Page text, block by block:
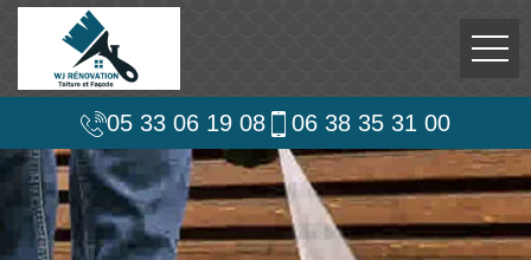
05 33 06 19 08 06 38 35 31 00